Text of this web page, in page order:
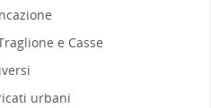
e Casse
urbani